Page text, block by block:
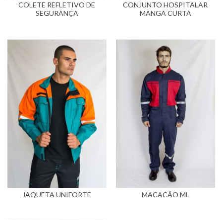
COLETE REFLETIVO DE
SEGURANÇA
CONJUNTO HOSPITALAR
MANGA CURTA
JAQUETA UNIFORTE MACACÃO ML